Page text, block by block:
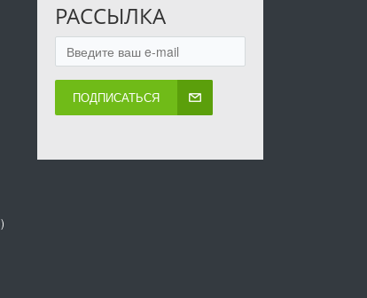
РАССЫЛКА
ПОДПИСАТЬСЯ